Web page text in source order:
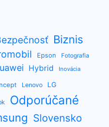
Biznis
Epson
Fotografia
Hybrid Inovácia
Lenovo LG
Odporúčané
Slovensko